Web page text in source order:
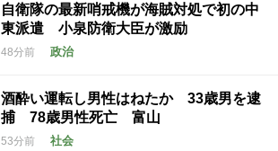
自衛隊の最新哨戒機が海賊対処で初の中
東派遣 小泉防衛大臣が激励
48分前 政治
酒酔い運転し男性はねたか 33歳男を逮
捕 78歳男性死亡 富山
53分前 社会